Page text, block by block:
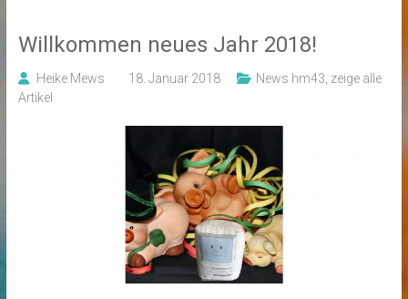
Willkommen neues Jahr 2018!
Heike Mews 18. Januar 2018 News hm43 zeige alle
Artikel